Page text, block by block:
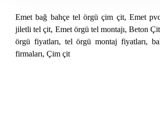
Emet bağ bahçe tel örgü çim çit, Emet
jiletli tel çit, Emet örgü tel montajı, Beton
örgü fiyatları, tel örgü montaj fiyatları,
firmaları, Çim çit